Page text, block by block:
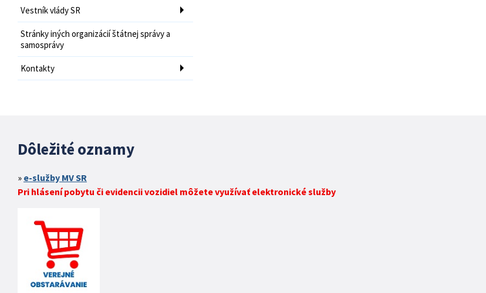
Vestník vlády SR
Stránky iných organizácií štátnej správy a
samosprávy
Kontakty
Dôležité oznamy
e-služby MV SR
Pri hlásení pobytu či evidencii vozidiel môžete využívať elektronické služby